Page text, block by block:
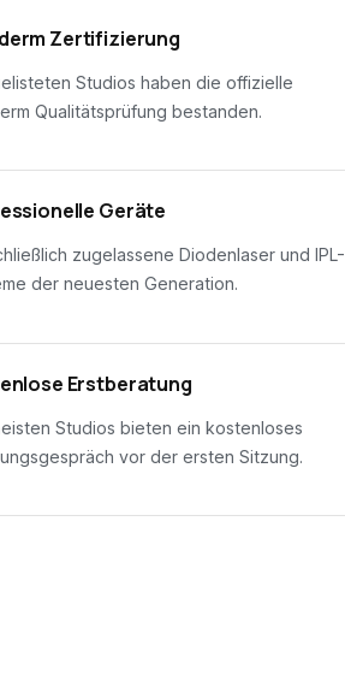
Zertifizierung
Studios haben die offizielle
Qualitätsprüfung bestanden.
Geräte
zugelassene Diodenlaser und IPL-
der neuesten Generation.
Erstberatung
Studios bieten ein kostenloses
vor der ersten Sitzung.